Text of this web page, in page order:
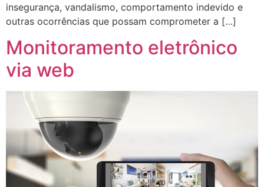
insegurança, vandalismo, comportamento indevido e
outras ocorrências que possam comprometer a […]
Monitoramento eletrônico
via web